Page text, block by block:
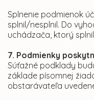
Splnenie podmienok
splnil/nesplnil. Do
uchádzača, ktorý
7. Podmienky
Súťažné podklady
základe písomnej
obstarávateľa